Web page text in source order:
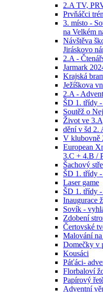
2.A TV,
Prvňáčci
3. místo -
na Velkém
Návštěva
Jiráskovo
2.A -
Jarmark
Krajská
Ježíškova
2.A - Advent
ŠD 1. třídy
Soutěž o
Život ve
dění v šd 2.
V klubovně
European
3.C + 4.B /
Šachový
ŠD 1. třídy
Laser game
ŠD 1. třídy
Inaugurace
Sovík -
Zdobení
Čertovské
Malování
Domečky v
Kousáci
Páťáci-
Florbaloví
Papírový
Adventní